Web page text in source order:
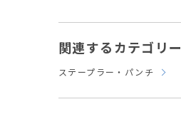
関連するカテゴリー
ステープラー・パンチ